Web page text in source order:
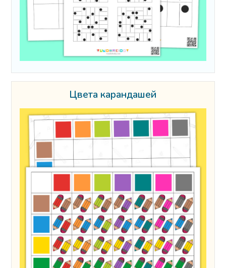
Цвета карандашей